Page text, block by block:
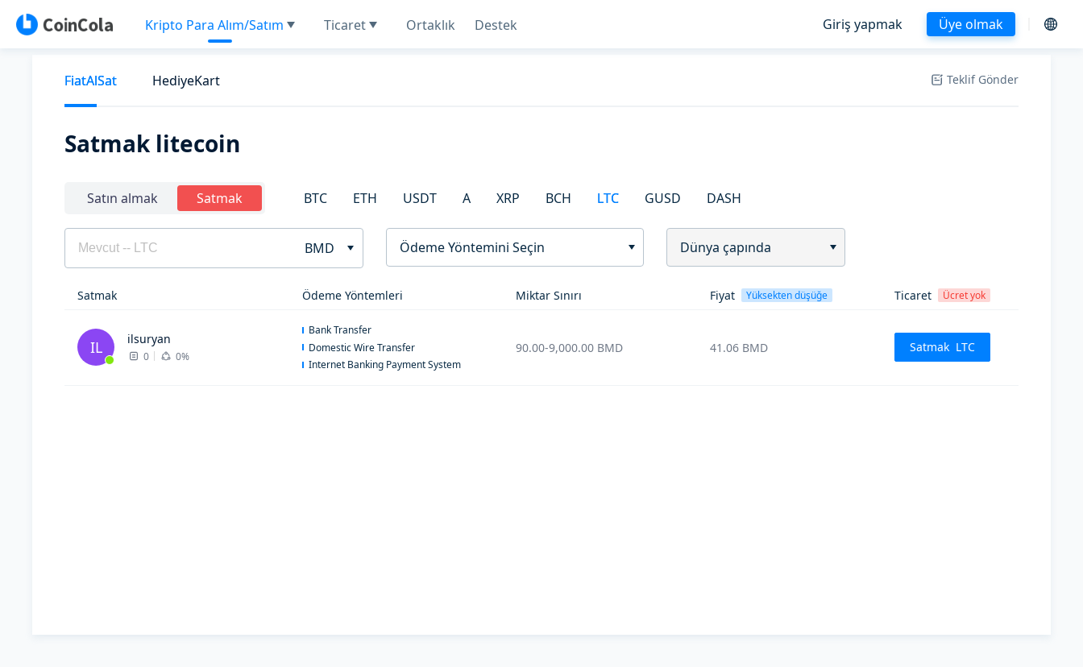
Kripto Para Alım/Satım Ticaret Ortaklık Destek Giriş yapmak Üye olmak
FiatAlSat HediyeKart Teklif Gönder
Satmak litecoin
Satın almak Satmak BTC ETH USDT A XRP BCH LTC GUSD DASH
BMD Ödeme Yöntemini Seçin Dünya çapında
Satmak Ödeme Yöntemleri Miktar Sınırı Fiyat Yüksekten düşüğe Ticaret Ücret yok
IL ilsuryan
0 0%
Bank Transfer
Domestic Wire Transfer
Internet Banking Payment System
90.00-9,000.00 BMD 41.06 BMD Satmak LTC